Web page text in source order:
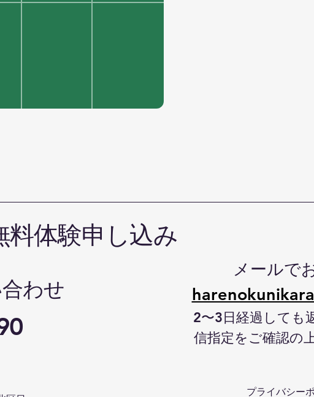
体験申し込み
わせ
メールで
2〜3日経過しても
信指定をご確認の
プライバシー